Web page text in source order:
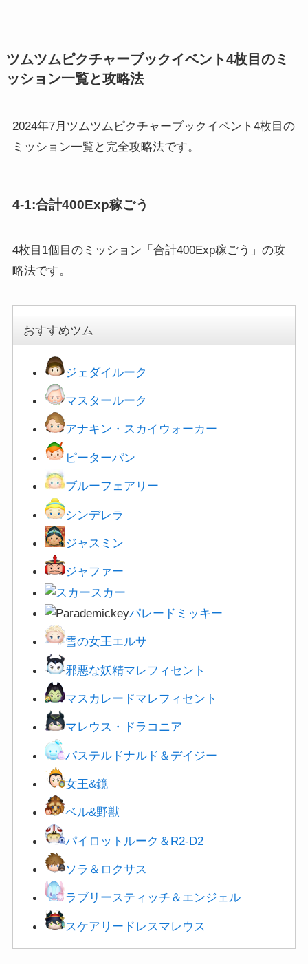
ツムツムピクチャーブックイベント4枚目のミ
ッション一覧と攻略法
2024年7月ツムツムピクチャーブックイベント4枚目の
ミッション一覧と完全攻略法です。
4-1:合計400Exp稼ごう
4枚目1個目のミッション「合計400Exp稼ごう」の攻
略法です。
おすすめツム
ジェダイルーク
マスタールーク
アナキン・スカイウォーカー
ピーターパン
ブルーフェアリー
シンデレラ
ジャスミン
ジャファー
スカー
パレードミッキー
雪の女王エルサ
邪悪な妖精マレフィセント
マスカレードマレフィセント
マレウス・ドラコニア
パステルドナルド＆デイジー
女王&鏡
ベル&野獣
パイロットルーク＆R2-D2
ソラ＆ロクサス
ラブリースティッチ＆エンジェル
スケアリードレスマレウス